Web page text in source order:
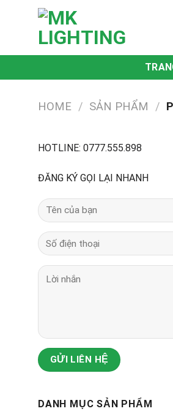
HOME / SẢN PHẨM /
HOTLINE: 0777.555.898
ĐĂNG KÝ GỌI LẠI NHANH
DANH MỤC SẢN PHẨM